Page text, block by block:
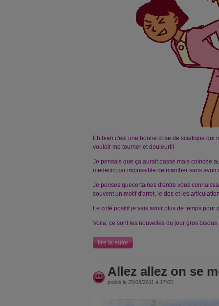
Eh bien c'est une bonne crise de sciatique qui
vouloir me tourner et douleur!!!
Je pensais que ça aurait passé mais coincée
medecin,car impossible de marcher sans avoir
Je penses quecertaines d'entre vous
souvent un motif d'arret, le dos et les
Le coté positif je vais avoir plus de temps pour
Voila, ce sont les nouvelles du jour gros bisous
lire la suite
Allez allez on se
publié le 25/08/2011 à 17:05